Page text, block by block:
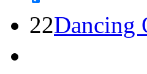
22Dancing